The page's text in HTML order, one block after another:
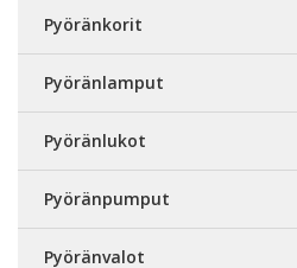
Pyöränkorit
Pyöränlamput
Pyöränlukot
Pyöränpumput
Pyöränvalot